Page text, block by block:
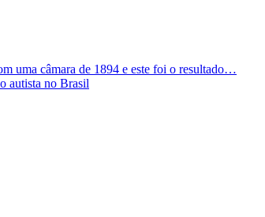
uma câmara de 1894 e este foi o resultado…
autista no Brasil